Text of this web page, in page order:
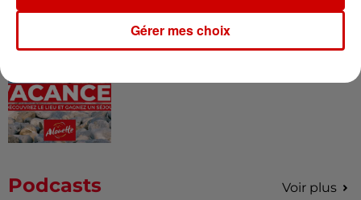
Destination Vacances : inscrivez-
Podcasts Voir plus
Gérer mes choix